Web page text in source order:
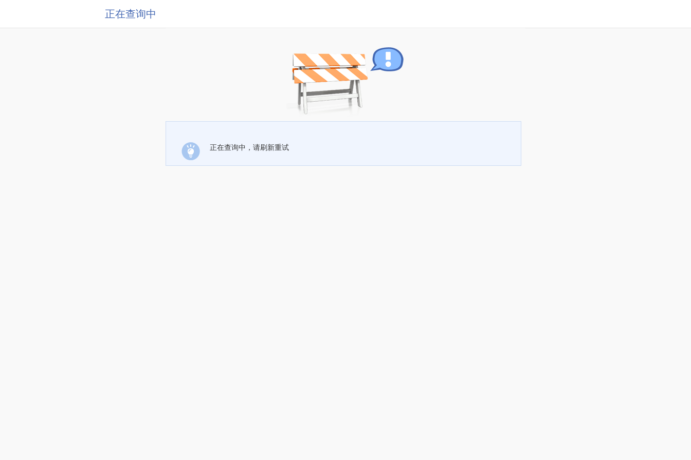
正在查询中
正在查询中，请刷新重试